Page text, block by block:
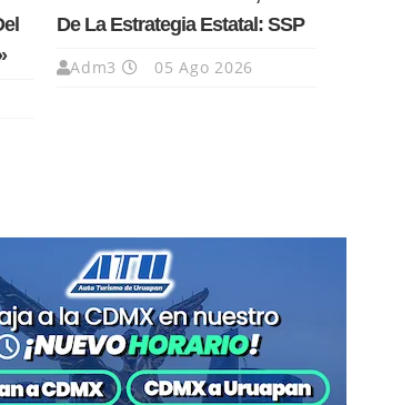
De La Estrategia Estatal: SSP
Adm3 05 Ago 2026